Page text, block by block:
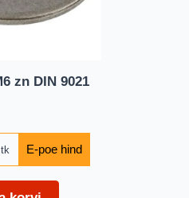
zn DIN 9021
tk